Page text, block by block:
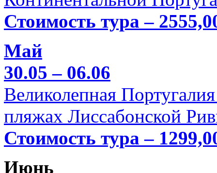
Стоимость тура –
Май
30.05 – 06.06
Великолепная
пляжах Лиссабонской
Стоимость тура –
Июнь